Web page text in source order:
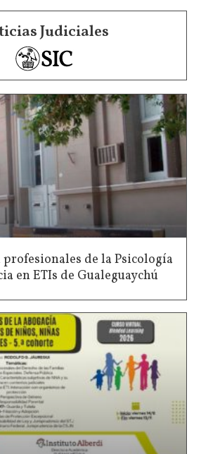
Judiciales
de la Psicología
en ETIs de Gualeguaychú